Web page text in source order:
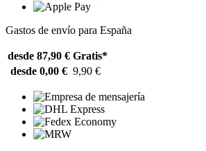
Gastos de envío para España
desde 87,90 € Gratis*
desde 0,00 € 9,90 €